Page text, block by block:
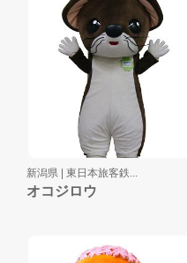
新潟県 | 東日本旅客鉄...
オコジロウ